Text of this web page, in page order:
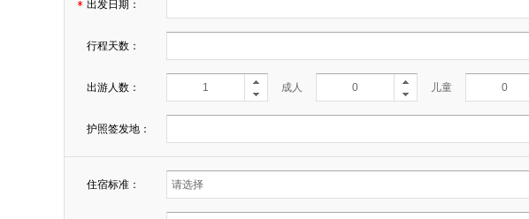
出发日期：
行程天数：
出游人数： 成人 儿童
护照签发地：
住宿标准：